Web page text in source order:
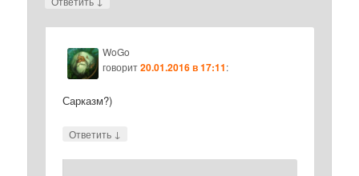
WoGo
говорит20.01.2016 в 17:11:
Сарказм?)
Ответить ↓